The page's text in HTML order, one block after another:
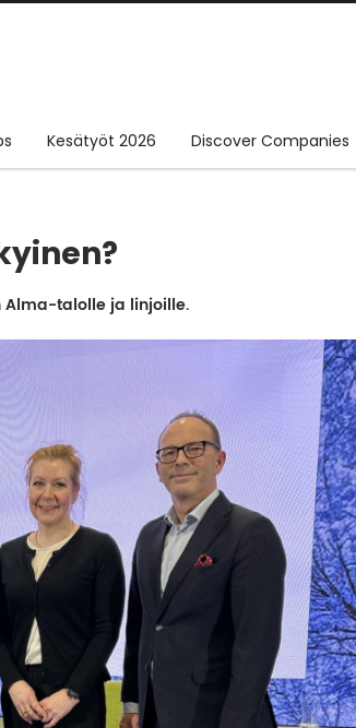
Kesätyöt 2026 Discover Companies
Alma-talolle ja linjoille.